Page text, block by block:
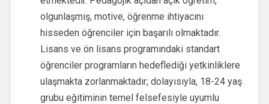
olgunlaşmış, motive, öğrenme ihtiyacını
hisseden öğrenciler için başarılı olmaktadır.
Lisans ve ön lisans programındaki standart
öğrenciler programların hedeflediği yetkinliklere
ulaşmakta zorlanmaktadır; dolayısıyla, 18-24 yaş
grubu eğitiminin temel felsefesiyle uyumlu